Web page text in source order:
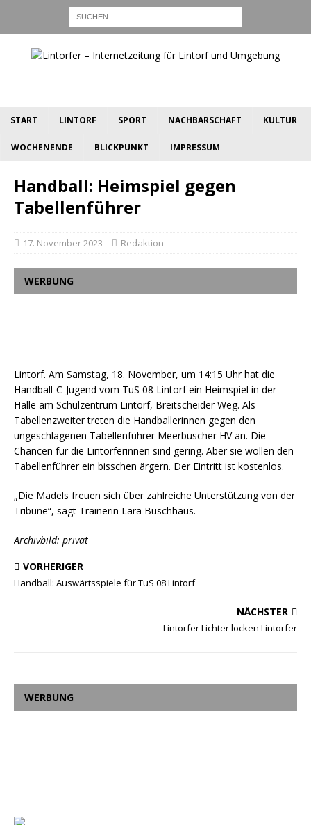
START LINTORF SPORT NACHBARSCHAFT KULTUR
WOCHENENDE BLICKPUNKT IMPRESSUM
Handball: Heimspiel gegen
Tabellenführer
17. November 2023 Redaktion
WERBUNG
Lintorf. Am Samstag, 18. November, um 14:15 Uhr hat die
Handball-C-Jugend vom TuS 08 Lintorf ein Heimspiel in der
Halle am Schulzentrum Lintorf, Breitscheider Weg. Als
Tabellenzweiter treten die Handballerinnen gegen den
ungeschlagenen Tabellenführer Meerbuscher HV an. Die
Chancen für die Lintorferinnen sind gering. Aber sie wollen den
Tabellenführer ein bisschen ärgern. Der Eintritt ist kostenlos.
„Die Mädels freuen sich über zahlreiche Unterstützung von der
Tribüne“, sagt Trainerin Lara Buschhaus.
Archivbild: privat
VORHERIGER
Handball: Auswärtsspiele für TuS 08 Lintorf
NÄCHSTER
Lintorfer Lichter locken Lintorfer
WERBUNG